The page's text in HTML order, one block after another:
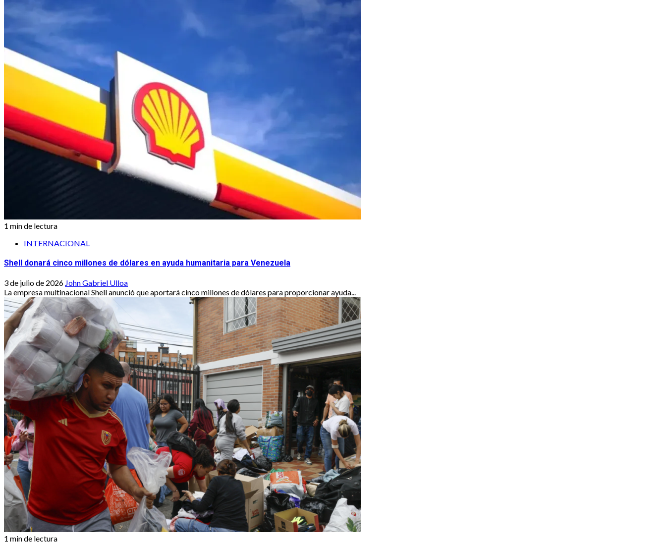
1 min de lectura
INTERNACIONAL
Shell donará cinco millones de dólares en ayuda humanitaria para Venezuela
3 de julio de 2026 John Gabriel Ulloa
La empresa multinacional Shell anunció que aportará cinco millones de dólares para proporcionar ayuda...
1 min de lectura